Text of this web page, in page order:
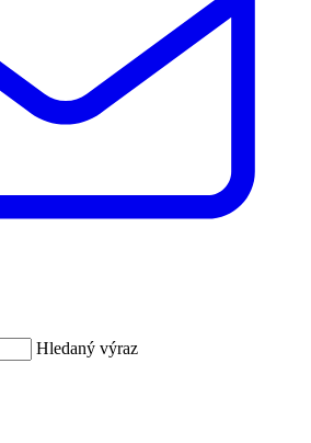
Hledaný výraz